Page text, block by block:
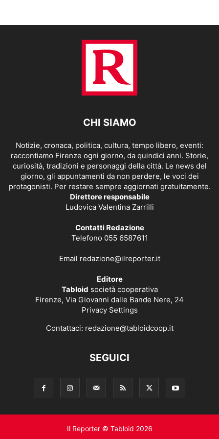
CHI SIAMO
Notizie, cronaca, politica, cultura, tempo libero, eventi:
raccontiamo Firenze ogni giorno, da quindici anni. Storie,
curiosità, tradizioni e personaggi della città. Le news del
giorno, gli appuntamenti da non perdere, le voci dei
protagonisti. Per restare sempre aggiornati gratuitamente.
Direttore responsabile
Ludovica Valentina Zarrilli
Contatti Redazione
Telefono 055 6587611
Email redazione@ilreporter.it
Editore
Tabloid società cooperativa
Firenze, Via Giovanni dalle Bande Nere, 24
Privacy Settings
Contattaci: redazione@tabloidcoop.it
SEGUICI
Il Reporter © Tabloid 2026